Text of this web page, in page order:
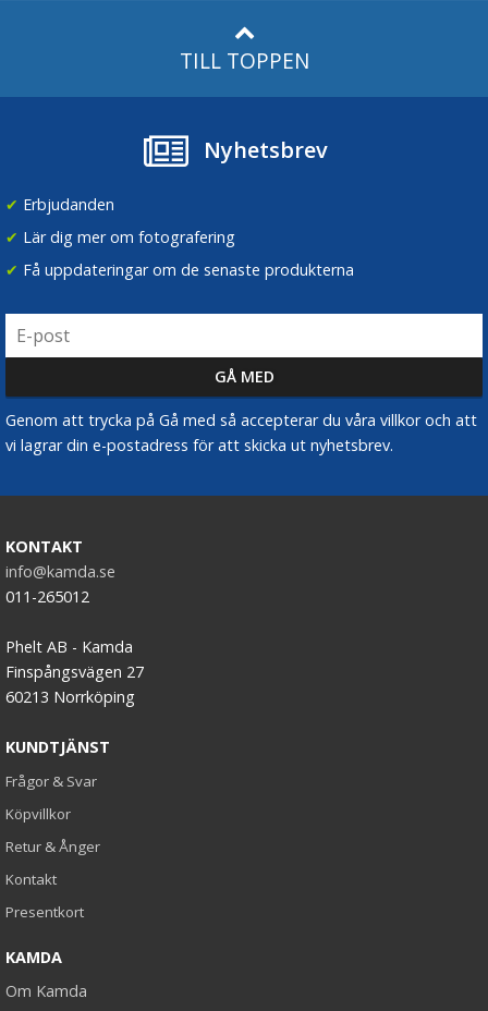
TILL TOPPEN
Nyhetsbrev
✔ Erbjudanden
✔ Lär dig mer om fotografering
✔ Få uppdateringar om de senaste produkterna
Genom att trycka på Gå med så accepterar du våra villkor och att
vi lagrar din e-postadress för att skicka ut nyhetsbrev.
KONTAKT
info@kamda.se
011-265012
Phelt AB - Kamda
Finspångsvägen 27
60213 Norrköping
KUNDTJÄNST
Frågor & Svar
Köpvillkor
Retur & Ånger
Kontakt
Presentkort
KAMDA
Om Kamda